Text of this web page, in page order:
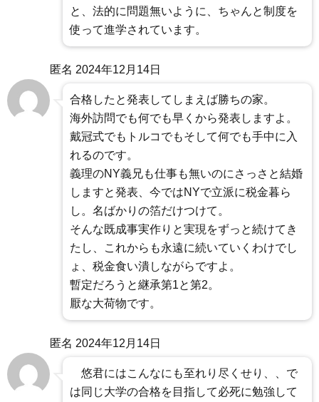
と、法的に問題無いように、ちゃんと制度を
使って進学されています。
匿名 2024年12月14日
合格したと発表してしまえば勝ちの家。
海外訪問でも何でも早くから発表しますよ。
戴冠式でもトルコでもそして何でも手中に入
れるのです。
義理のNY義兄も仕事も無いのにさっさと結婚
しますと発表、今ではNYで立派に税金暮ら
し。名ばかりの箔だけつけて。
そんな既成事実作りと実現をずっと続けてき
たし、これからも永遠に続いていくわけでし
ょ、税金食い潰しながらですよ。
暫定だろうと継承第1と第2。
厭な大荷物です。
匿名 2024年12月14日
悠君にはこんなにも至れり尽くせり、、で
は同じ大学の合格を目指して必死に勉強して